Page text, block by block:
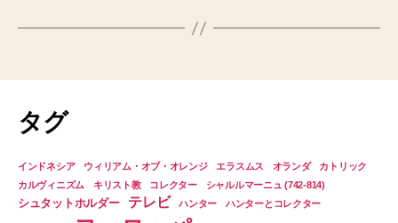
タグ
インドネシア ウィリアム・オブ・オレンジ エラスムス オランダ
カトリック
カルヴィニズム
キリスト教 コレクター シャルルマーニュ (742-814)
シュタットホルダー テレビ ハンター ハンターとコレクター